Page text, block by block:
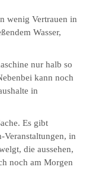
wenig Vertrauen in
Wasser,
nur halb so
kann noch
in
Es gibt
Veranstaltungen, in
die aussehen,
noch am Morgen